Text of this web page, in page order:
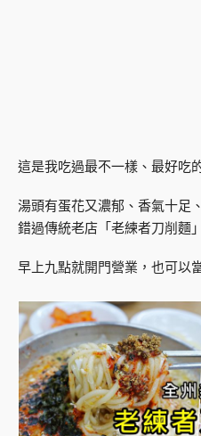
這是我吃過最不一樣、最好吃
湯頭有蛋花又濃郁、香氣十足
錯過傳統老店「老練者刀削麵
早上九點就開門營業，也可以